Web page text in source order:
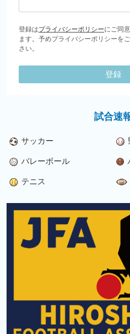
登録はプライバシーポリシーにご同
ます。予めプライバシーポリシーを
さい。
登録
試合速
サッカー
バレーボール
テニス